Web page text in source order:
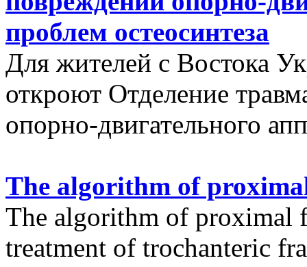
проблем остеосинтеза
Для жителей с Востока
откроют Отделение
опорно-двигательного
The algorithm of
The algorithm of proximal
treatment of trochanteric